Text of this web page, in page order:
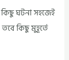
ঘটনা সহজেই
কিছু মুহূর্তে